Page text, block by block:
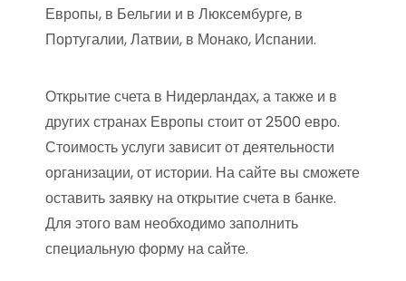
Европы, в Бельгии и в Люксембурге, в
Португалии, Латвии, в Монако, Испании.
Открытие счета в Нидерландах, а также и в
других странах Европы стоит от 2500 евро.
Стоимость услуги зависит от деятельности
организации, от истории. На сайте вы сможете
оставить заявку на открытие счета в банке.
Для этого вам необходимо заполнить
специальную форму на сайте.